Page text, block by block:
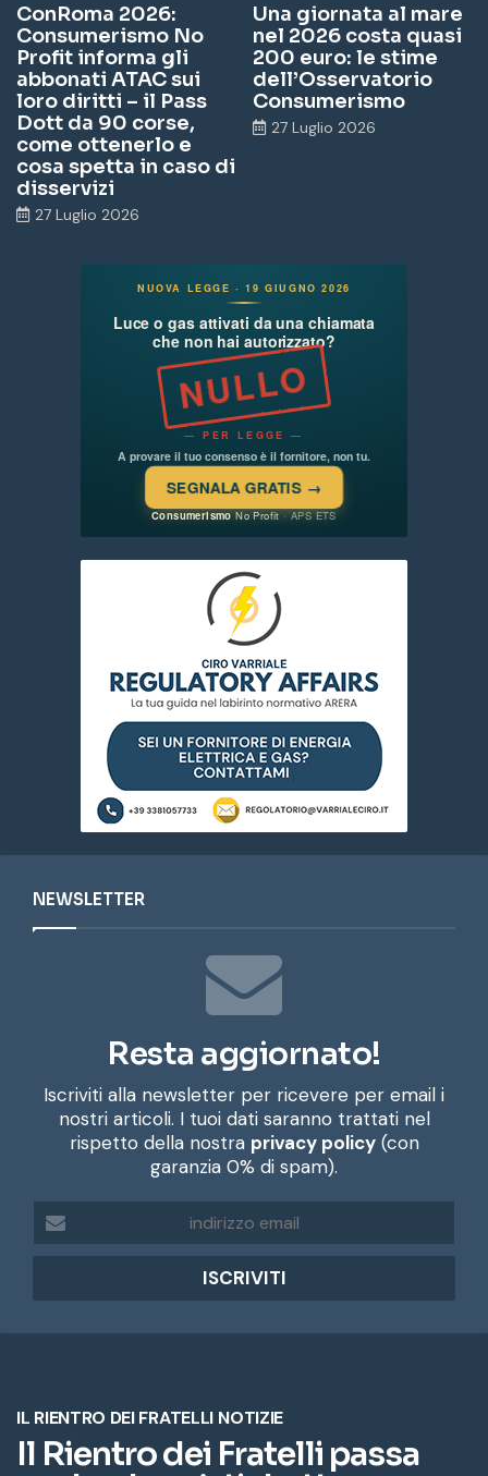
ConRoma 2026:
Consumerismo No
Profit informa gli
abbonati ATAC sui
loro diritti – il Pass
Dott da 90 corse,
come ottenerlo e
cosa spetta in caso di
disservizi
27 Luglio 2026
Una giornata al mare
nel 2026 costa quasi
200 euro: le stime
dell’Osservatorio
Consumerismo
27 Luglio 2026
NEWSLETTER
Resta aggiornato!
Iscriviti alla newsletter per ricevere per email i
nostri articoli. I tuoi dati saranno trattati nel
rispetto della nostra privacy policy(con
garanzia 0% di spam).
d
r
e
m
a